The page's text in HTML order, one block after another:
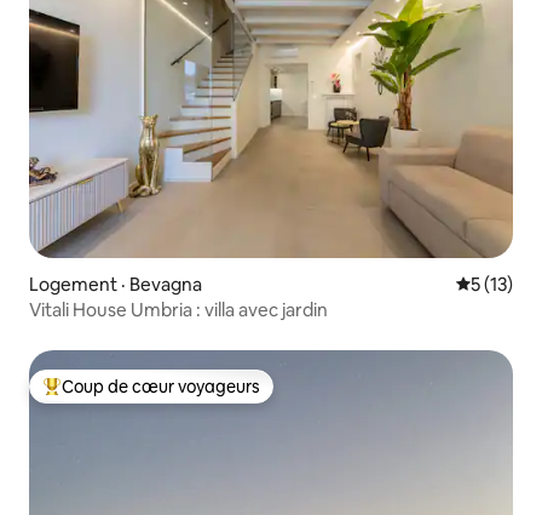
Logement · Bevagna Note
5 (13)
Vitali House Umbria : villa avec jardin
Coup de cœur voyageurs parmi les plus aimés
Coup de cœur voyageurs